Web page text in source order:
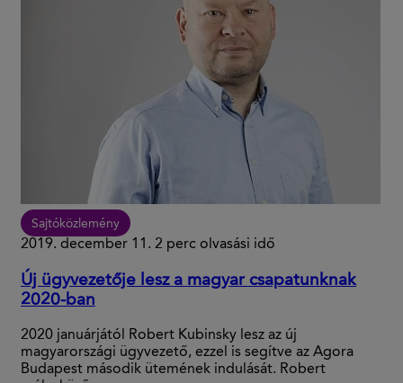
Sajtóközlemény
2019. december 11. 2 perc olvasási idő
Új ügyvezetője lesz a magyar csapatunknak
2020-ban
2020 januárjától Robert Kubinsky lesz az új
magyarországi ügyvezető, ezzel is segítve az Agora
Budapest második ütemének indulását. Robert